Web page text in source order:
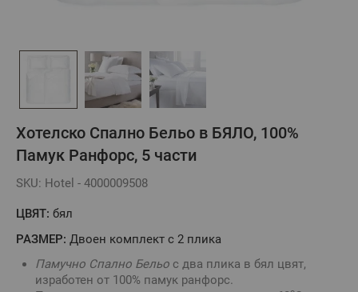
Хотелско Спално Бельо в БЯЛО, 100%
Памук Ранфорс, 5 части
SKU: Hotel - 4000009508
ЦВЯТ: бял
РАЗМЕР: Двоен комплект с 2 плика
Памучно Спално Бельо с два плика в бял цвят,
изработен от 100% памук ранфорс.